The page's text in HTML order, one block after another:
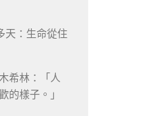
天：生命從住
希林：「人
的樣子。」